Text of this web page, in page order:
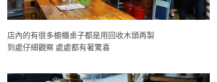
店內的有很多櫥櫃桌子都是用回收木頭再製
到處仔細觀察 處處都有著驚喜